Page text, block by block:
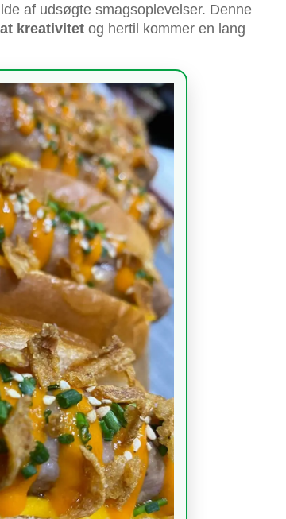
af udsøgte smagsoplevelser. Denne
kreativitet og hertil kommer en lang